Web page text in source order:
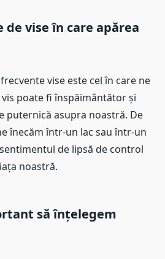
de vise în care apărea
vise este cel în care ne
poate fi înspăimântător și
puternică asupra noastră. De
înecăm într-un lac sau într-un
de lipsă de control
noastră.
să înțelegem